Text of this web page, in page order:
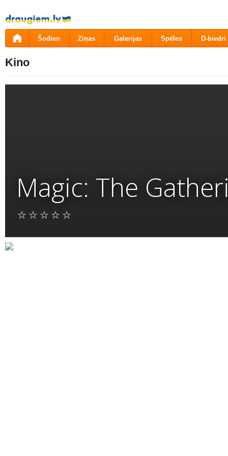
Pāriet
uz
saturu
Šodien Ziņas Galerijas Spēles D-biedri
Kino
Magic: The